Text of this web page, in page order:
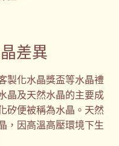
差異
製化水晶獎盃等水晶禮
晶及天然水晶的主要成
矽便被稱為水晶。天然
，因高溫高壓環境下生